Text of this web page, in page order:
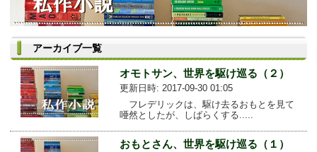
アーカイブ一覧
オモトサン、世界を駆け巡る（２）
更新日時: 2017-09-30 01:05
フレデリックは、駆け去るおもとを見て
唖然としたが、しばらくする.....
おもとさん、世界を駆け巡る（１）